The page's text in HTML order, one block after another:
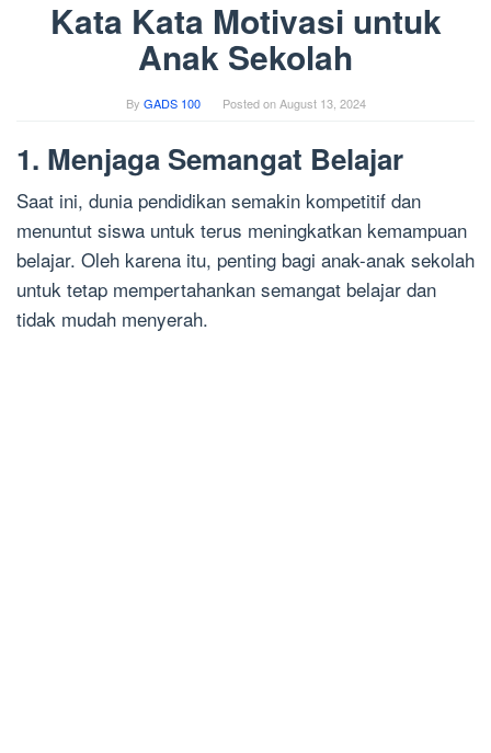
Kata Kata Motivasi untuk
Anak Sekolah
By GADS 100 Posted onAugust 13, 2024
1. Menjaga Semangat Belajar
Saat ini, dunia pendidikan semakin kompetitif dan
menuntut siswa untuk terus meningkatkan kemampuan
belajar. Oleh karena itu, penting bagi anak-anak sekolah
untuk tetap mempertahankan semangat belajar dan
tidak mudah menyerah.